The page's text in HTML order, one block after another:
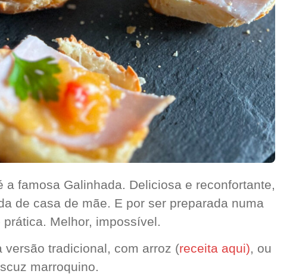
a famosa Galinhada. Deliciosa e reconfortante,
de casa de mãe. E por ser preparada numa
Melhor, impossível.
versão tradicional, com arroz (receita aqui), ou
marroquino.